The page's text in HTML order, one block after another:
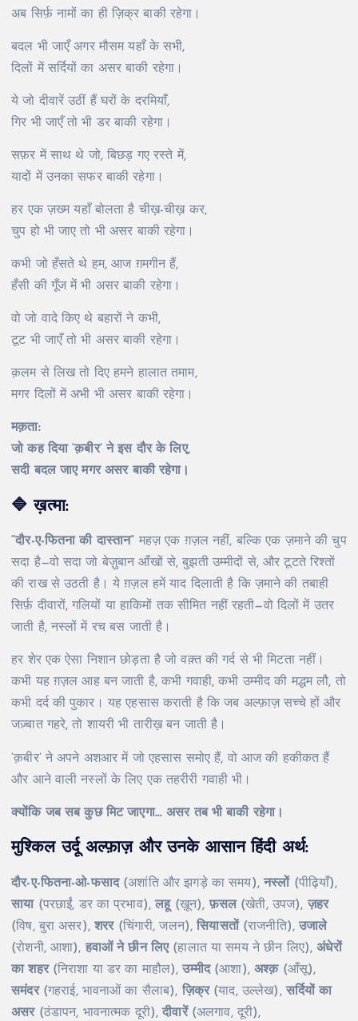
अब सिर्फ़ नामों का ही ज़िक्र बाकी रहेगा।
बदल भी जाएँ अगर मौसम यहाँ के सभी,
दिलों में सर्दियों का असर बाकी रहेगा।
ये जो दीवारें उठीं हैं घरों के दरमियाँ,
गिर भी जाएँ तो भी डर बाकी रहेगा।
सफ़र में साथ थे जो, बिछड़ गए रस्ते में,
यादों में उनका सफर बाकी रहेगा।
हर एक ज़ख्म यहाँ बोलता है चीख़-चीख़ कर,
चुप हो भी जाए तो भी असर बाकी रहेगा।
कभी जो हँसते थे हम, आज ग़मगीन हैं,
हँसी की गूँज में भी असर बाकी रहेगा।
वो जो वादे किए थे बहारों ने कभी,
टूट भी जाएँ तो भी असर बाकी रहेगा।
क़लम से लिख तो दिए हमने हालात तमाम,
मगर दिलों में अभी भी असर बाकी रहेगा।
मक़ता:
जो कह दिया ‘क़बीर’ ने इस दौर के लिए,
सदी बदल जाए मगर असर बाकी रहेगा।
🔷 ख़त्मा:
“दौर-ए-फितना की दास्तान” महज़ एक ग़ज़ल नहीं, बल्कि एक ज़माने की चुप
सदा है—वो सदा जो बेज़ुबान आँखों से, बुझती उम्मीदों से, और टूटते रिश्तों
की राख से उठती है। ये ग़ज़ल हमें याद दिलाती है कि ज़माने की तबाही
सिर्फ़ दीवारों, गलियों या हाकिमों तक सीमित नहीं रहती—वो दिलों में उतर
जाती है, नस्लों में रच बस जाती है।
हर शेर एक ऐसा निशान छोड़ता है जो वक़्त की गर्द से भी मिटता नहीं।
कभी यह ग़ज़ल आह बन जाती है, कभी गवाही, कभी उम्मीद की मद्धम लौ, तो
कभी दर्द की पुकार। यह एहसास कराती है कि जब अल्फ़ाज़ सच्चे हों और
जज़्बात गहरे, तो शायरी भी तारीख़ बन जाती है।
‘क़बीर’ ने अपने अशआर में जो एहसास समोए हैं, वो आज की हकीकत हैं
और आने वाली नस्लों के लिए एक तहरीरी गवाही भी।
क्योंकि जब सब कुछ मिट जाएगा… असर तब भी बाकी रहेगा।
मुश्किल उर्दू अल्फ़ाज़ और उनके आसान हिंदी अर्थ:
दौर-ए-फितना-ओ-फसाद(अशांति और झगड़े का समय),नस्लों(पीढ़ियाँ),
साया(परछाईं, डर का प्रभाव),लहू(ख़ून), फ़सल(खेती, उपज), ज़हर
(विष, बुरा असर),शरर(चिंगारी, जलन),सियासतों(राजनीति),उजाले
(रोशनी, आशा), हवाओं ने छीन लिए(हालात या समय ने छीन लिए),अंधेरों
का शहर(निराशा या डर का माहौल),उम्मीद(आशा),अश्क़(आँसू),
समंदर(गहराई, भावनाओं का सैलाब), ज़िक्र(याद, उल्लेख), सर्दियों का
असर(ठंडापन, भावनात्मक दूरी),दीवारें(अलगाव, दूरी),